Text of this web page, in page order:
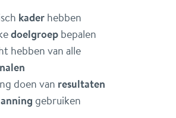
kaderhebben
doelgroepbepalen
hebben van alle
doen van resultaten
gebruiken